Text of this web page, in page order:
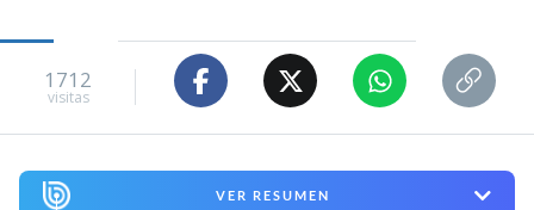
1712
visitas
VER RESUMEN